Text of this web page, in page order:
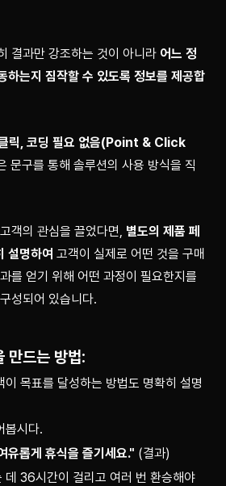
결과만 강조하는 것이 아니라 어느 정
하는지 짐작할 수 있도록 정보를 제공합
릭, 코딩 필요 없음(Point & Click
문구를 통해 솔루션의 사용 방식을 직
객의 관심을 끌었다면, 별도의 제품 페
설명하여 고객이 실제로 어떤 것을 구매
를 얻기 위해 어떤 과정이 필요한지를
성되어 있습니다.
만드는 방법:
이 목표를 달성하는 방법도 명확히 설명
봅시다.
유롭게 휴식을 즐기세요." (결과)
데 36시간이 걸리고 여러 번 환승해야